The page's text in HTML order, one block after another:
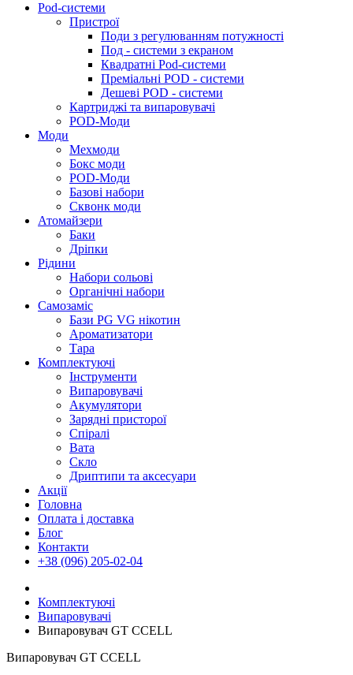
Pod-системи
Пристрої
Поди з регулюванням потужності
Под - системи з екраном
Квадратні Pod-системи
Преміальні POD - системи
Дешеві POD - системи
Картриджі та випаровувачі
POD-Моди
Моди
Мехмоди
Бокс моди
POD-Моди
Базові набори
Сквонк моди
Атомайзери
Баки
Дріпки
Рідини
Набори сольові
Органічні набори
Самозаміс
Бази PG VG нікотин
Ароматизатори
Тара
Комплектуючі
Інструменти
Випаровувачі
Акумулятори
Зарядні присторої
Спіралі
Вата
Скло
Дриптипи та аксесуари
Акції
Головна
Оплата і доставка
Блог
Контакти
+38 (096) 205-02-04
Комплектуючі
Випаровувачі
Випаровувач GT CCELL
Випаровувач GT CCELL